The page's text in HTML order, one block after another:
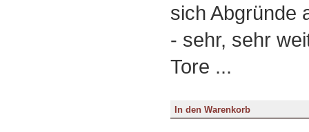
sich Abgründe
- sehr, sehr
Tore ...